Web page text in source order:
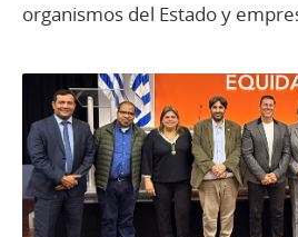
organismos del Estado y